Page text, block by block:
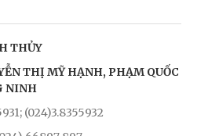
THỦY
THỊ MỸ HẠNH, PHẠM QUỐC
NINH
(024)3.8355932